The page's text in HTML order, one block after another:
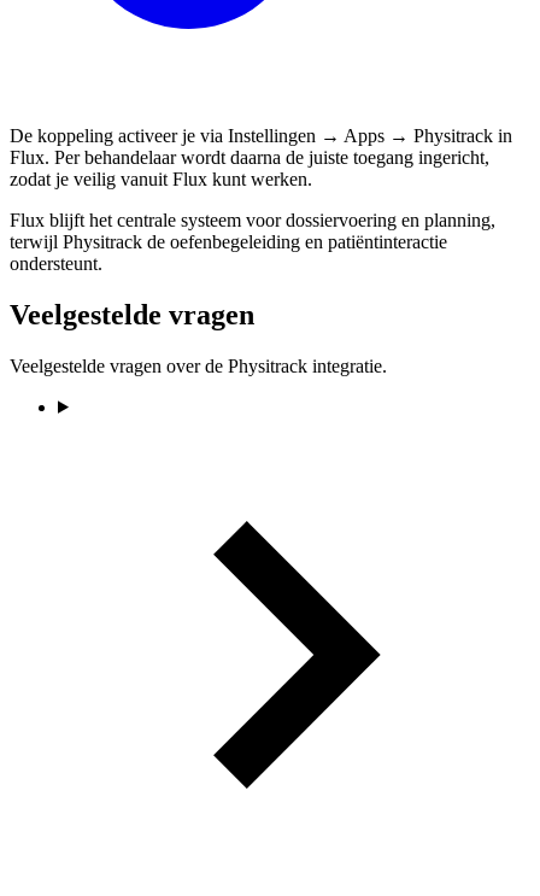
De koppeling activeer je via Instellingen → Apps → Physitrack in
Flux. Per behandelaar wordt daarna de juiste toegang ingericht,
zodat je veilig vanuit Flux kunt werken.
Flux blijft het centrale systeem voor dossiervoering en planning,
terwijl Physitrack de oefenbegeleiding en patiëntinteractie
ondersteunt.
Veelgestelde vragen
Veelgestelde vragen over de Physitrack integratie.